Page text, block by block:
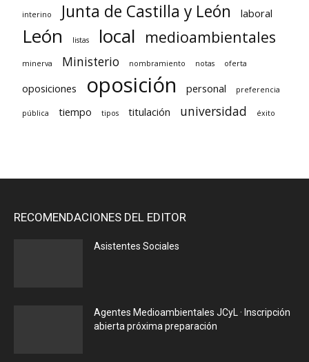
interino Junta de Castilla y León laboral
León listas local medioambientales
minerva Ministerio nombramiento notas oferta
oposiciones oposición personal preferencia
pública tiempo tipos titulación universidad éxito
RECOMENDACIONES DEL EDITOR
Asistentes Sociales
Agentes Medioambientales JCyL · Inscripción
abierta próxima preparación